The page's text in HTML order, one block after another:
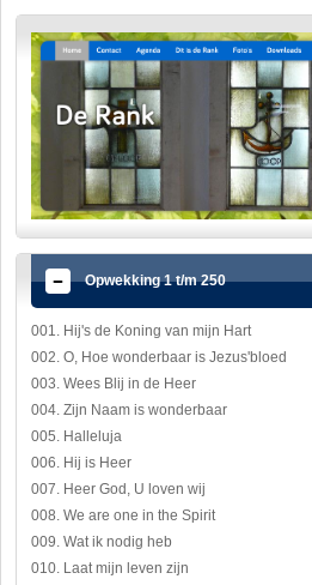
Opwekking 1 t/m 250
001. Hij's de Koning van mijn Hart
002. O, Hoe wonderbaar is Jezus'bloed
003. Wees Blij in de Heer
004. Zijn Naam is wonderbaar
005. Halleluja
006. Hij is Heer
007. Heer God, U loven wij
008. We are one in the Spirit
009. Wat ik nodig heb
010. Laat mijn leven zijn